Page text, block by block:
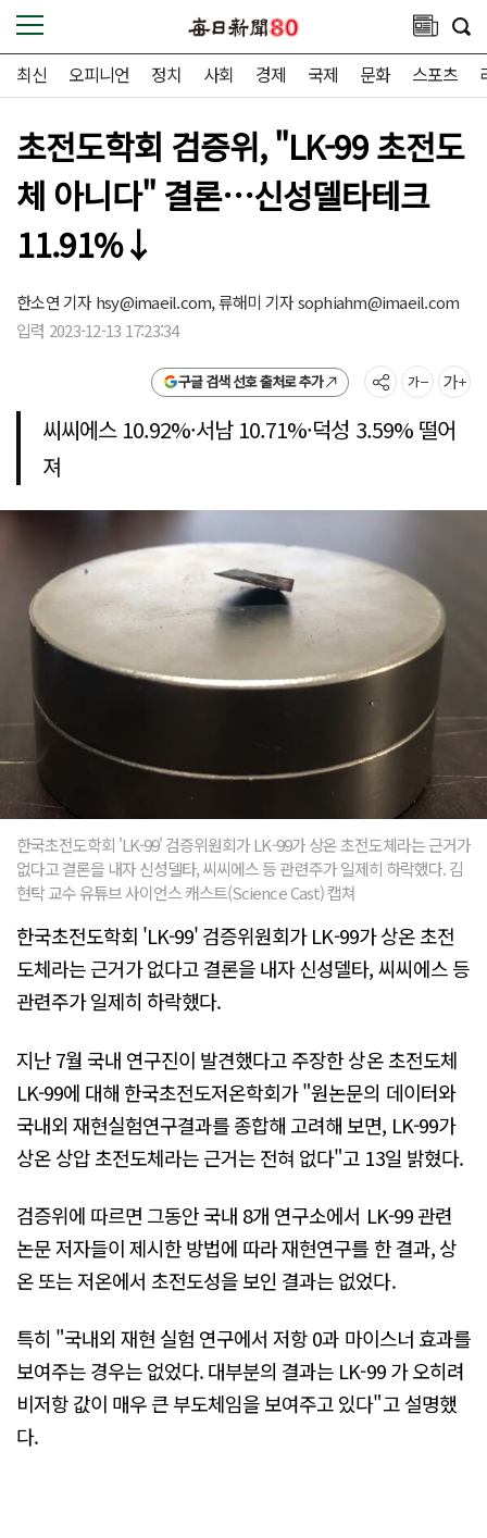
최신 오피니언 정치 사회 경제 국제 문화 스포츠
초전도학회 검증위, "LK-99 초전도
체 아니다" 결론…신성델타테크
11.91%↓
한소연 기자hsy@imaeil.com,류해미 기자sophiahm@imaeil.com
입력 2023-12-13 17:23:34
구글 검색 선호 출처로 추가
씨씨에스 10.92%·서남 10.71%·덕성 3.59% 떨어
져
한국초전도학회 'LK-99' 검증위원회가 LK-99가 상온 초전도체라는 근거가
없다고 결론을 내자 신성델타, 씨씨에스 등 관련주가 일제히 하락했다. 김
현탁 교수 유튜브 사이언스 캐스트(Science Cast) 캡쳐
한국초전도학회 'LK-99' 검증위원회가 LK-99가 상온 초전
도체라는 근거가 없다고 결론을 내자 신성델타, 씨씨에스 등
관련주가 일제히 하락했다.
지난 7월 국내 연구진이 발견했다고 주장한 상온 초전도체
LK-99에 대해 한국초전도저온학회가 "원논문의 데이터와
국내외 재현실험연구결과를 종합해 고려해 보면, LK-99가
상온 상압 초전도체라는 근거는 전혀 없다"고 13일 밝혔다.
검증위에 따르면 그동안 국내 8개 연구소에서 LK-99 관련
논문 저자들이 제시한 방법에 따라 재현연구를 한 결과, 상
온 또는 저온에서 초전도성을 보인 결과는 없었다.
특히 "국내외 재현 실험 연구에서 저항 0과 마이스너 효과를
보여주는 경우는 없었다. 대부분의 결과는 LK-99 가 오히려
비저항 값이 매우 큰 부도체임을 보여주고 있다"고 설명했
다.